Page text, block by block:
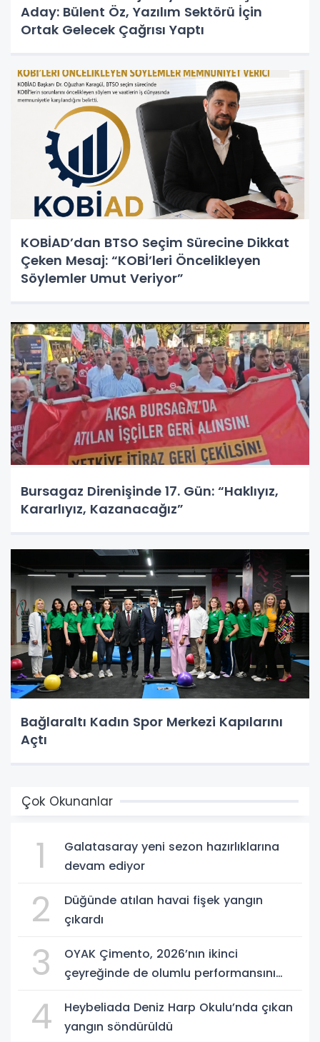
Aday: Bülent Öz, Yazılım Sektörü İçin
Ortak Gelecek Çağrısı Yaptı
KOBİAD’dan BTSO Seçim Sürecine Dikkat
Çeken Mesaj: “KOBİ’leri Öncelikleyen
Söylemler Umut Veriyor”
Bursagaz Direnişinde 17. Gün: “Haklıyız,
Kararlıyız, Kazanacağız”
Bağlaraltı Kadın Spor Merkezi Kapılarını
Açtı
Çok Okunanlar
1
Galatasaray yeni sezon hazırlıklarına
devam ediyor
2
Düğünde atılan havai fişek yangın
çıkardı
3
OYAK Çimento, 2026’nın ikinci
çeyreğinde de olumlu performansını
4
Heybeliada Deniz Harp Okulu’nda çıkan
yangın söndürüldü